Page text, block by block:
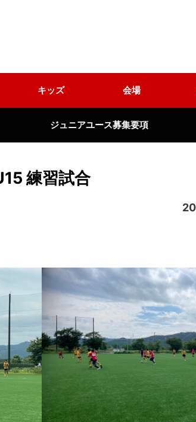
キッズ 会場
ジュニアユース募集要項
練習試合